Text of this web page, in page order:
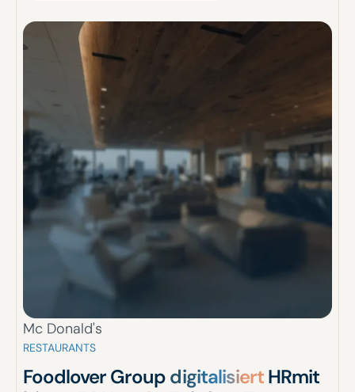
Mc Donald's
RESTAURANTS
Foodlover GroupdigitalisiertHRmit